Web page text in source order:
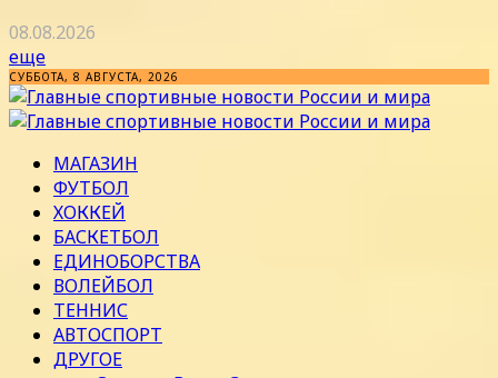
08.08.2026
еще
СУББОТА, 8 АВГУСТА, 2026
МАГАЗИН
ФУТБОЛ
ХОККЕЙ
БАСКЕТБОЛ
ЕДИНОБОРСТВА
ВОЛЕЙБОЛ
ТЕННИС
АВТОСПОРТ
ДРУГОЕ